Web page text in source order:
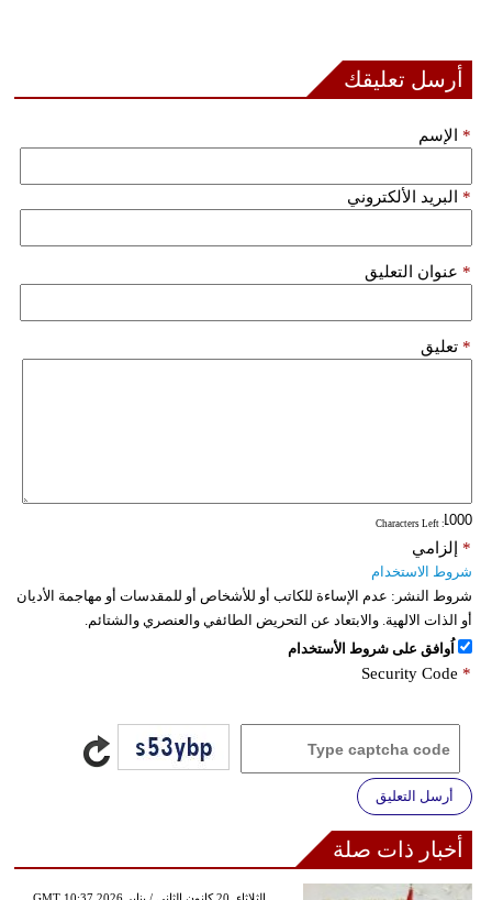
أرسل تعليقك
الإسم *
البريد الألكتروني *
عنوان التعليق *
تعليق *
: Characters Left
إلزامي *
شروط الاستخدام
شروط النشر: عدم الإساءة للكاتب أو للأشخاص أو للمقدسات أو مهاجمة الأديان
أو الذات الالهية. والابتعاد عن التحريض الطائفي والعنصري والشتائم.
اُوافق على شروط الأستخدام
Security Code *
أرسل التعليق
أخبار ذات صلة